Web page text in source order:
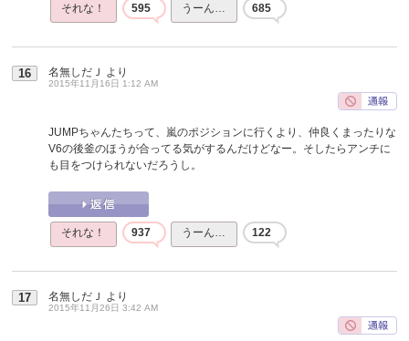
それな！ 595 うーん… 685
16 名無しだＪ より
2015年11月16日 1:12 AM
JUMPちゃんたちって、嵐のポジションに行くより、仲良くまったりな
V6の後釜のほうが合ってる気がするんだけどなー。そしたらアンチに
も目をつけられないだろうし。
それな！ 937 うーん… 122
17 名無しだＪ より
2015年11月26日 3:42 AM